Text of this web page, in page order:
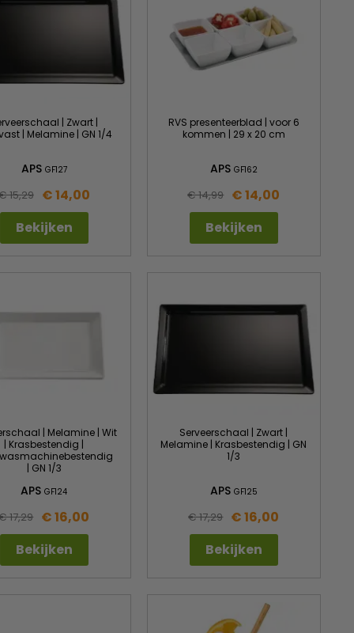
| Zwart |
| Melamine | GN 1/4
APS GF127
15,29 € 14,00
Bekijken
RVS presenteerblad | voor 6
kommen | 29 x 20 cm
APS GF162
€ 14,99 € 14,00
Bekijken
| Melamine | Wit
| Krasbestendig |
| GN 1/3
APSGF124
17,29 € 16,00
Bekijken
Serveerschaal | Zwart |
Melamine | Krasbestendig | GN
1/3
APS GF125
€ 17,29 € 16,00
Bekijken